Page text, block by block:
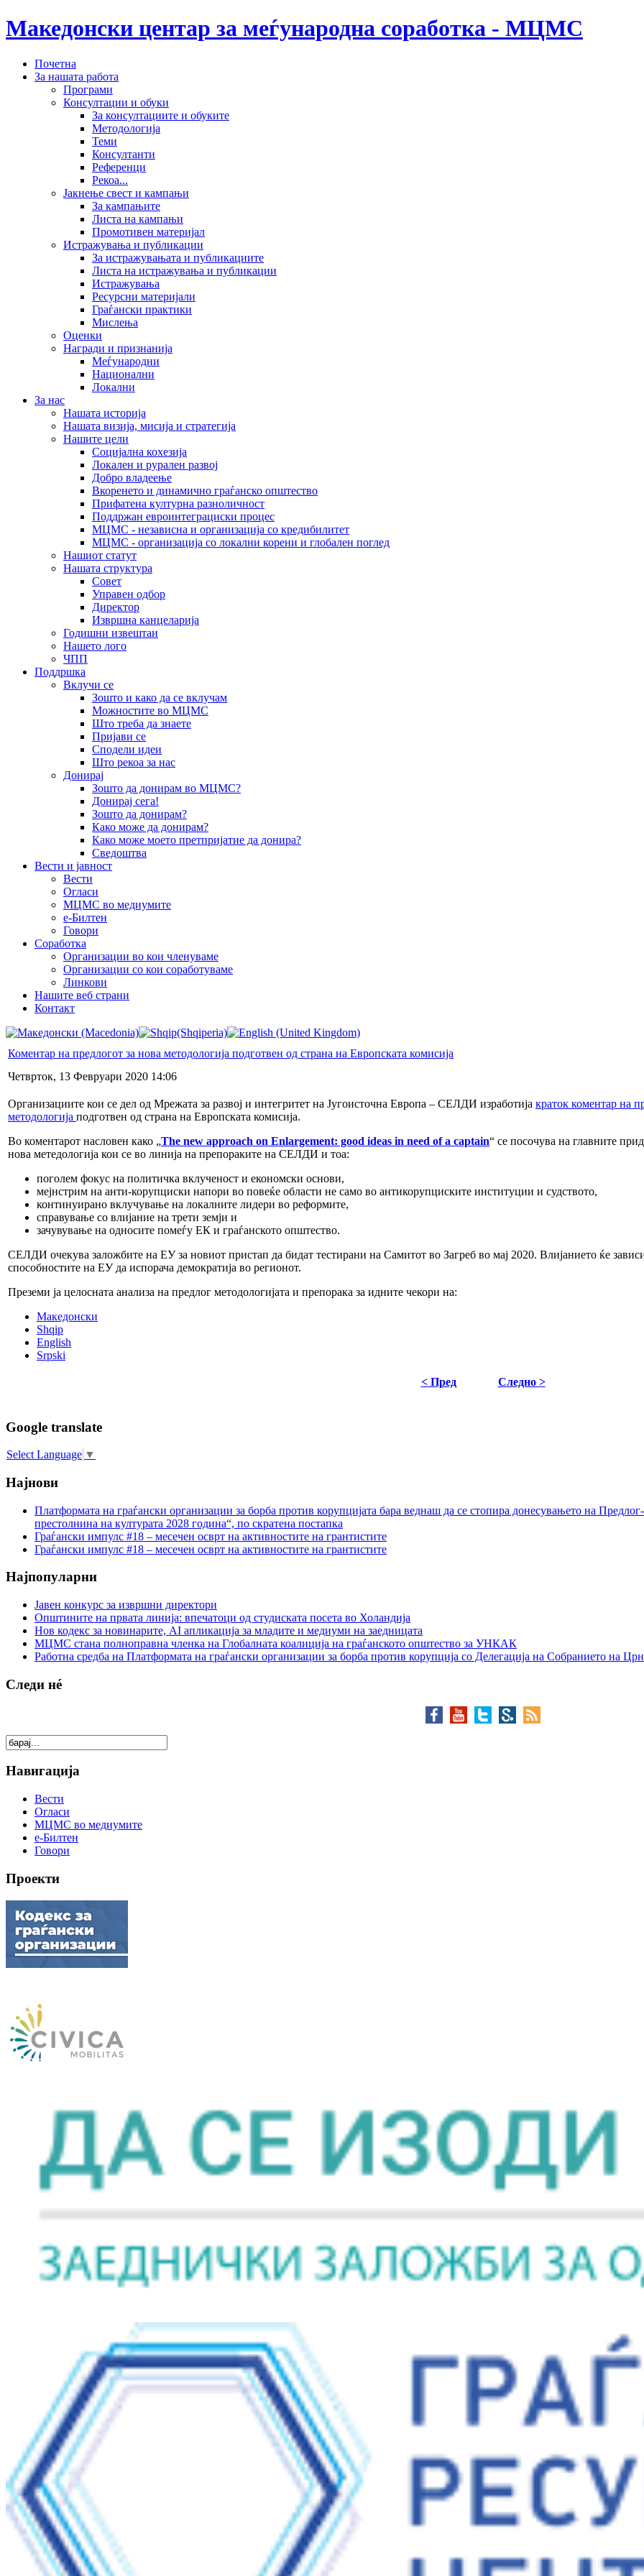
Македонски центар за меѓународна соработка - МЦМС
Почетна
За нашата работа
Програми
Консултации и обуки
За консултациите и обуките
Методологија
Теми
Консултанти
Референци
Рекоа...
Јакнење свест и кампањи
За кампањите
Листа на кампањи
Промотивен материјал
Истражувања и публикации
За истражувањата и публикациите
Листа на истражувања и публикации
Истражувања
Ресурсни материјали
Граѓански практики
Мислења
Оценки
Награди и признанија
Меѓународни
Национални
Локални
За нас
Нашата историја
Нашата визија, мисија и стратегија
Нашите цели
Социјална кохезија
Локален и рурален развој
Добро владеење
Вкоренето и динамично граѓанско општество
Прифатена културна разноличност
Поддржан евроинтеграциски процес
МЦМС - независна и организација со кредибилитет
МЦМС - организација со локални корени и глобален поглед
Нашиот статут
Нашата структура
Совет
Управен одбор
Директор
Извршна канцеларија
Годишни извештаи
Нашето лого
ЧПП
Поддршка
Вклучи се
Зошто и како да се вклучам
Можностите во МЦМС
Што треба да знаете
Пријави се
Сподели идеи
Што рекоа за нас
Донирај
Зошто да донирам во МЦМС?
Донирај сега!
Зошто да донирам?
Како може да донирам?
Како може моето претпријатие да донира?
Сведоштва
Вести и јавност
Вести
Огласи
МЦМС во медиумите
е-Билтен
Говори
Соработка
Организации во кои членуваме
Организации со кои соработуваме
Линкови
Нашите веб страни
Контакт
Коментар на предлогот за нова методологија подготвен од страна на Европската комисија
Четврток, 13 Февруари 2020 14:06
Организациите кои се дел од Мрежата за развој и интегритет на Југоисточна Европа – СЕЛДИ изработија краток коментар на
методологија подготвен од страна на Европската комисија.
Во коментарот насловен како „The new approach on Enlargement: good ideas in need of a captain“ се посочува на главните
нова мeтедологија кои се во линија на препораките на СЕЛДИ и тоа:
поголем фокус на политичка вклученост и економски основи,
мејнстрим на анти-корупциски напори во повеќе области не само во антикорупциските институции и судството,
континуирано вклучување на локалните лидери во реформите,
справување со влијание на трети земји и
зачувување на односите помеѓу ЕК и граѓанското општество.
СЕЛДИ очекува заложбите на ЕУ за новиот пристап да бидат тестирани на Самитот во Загреб во мај 2020. Влијанието ќе
способностите на ЕУ да испорача демократија во регионот.
Преземи ја целосната анализа на предлог методологијата и препорака за идните чекори на:
Македонски
Shqip
English
Srpski
< Пред Следно >
Google translate
Select Language ▼
Најнови
Платформата на граѓански организации за борба против корупцијата бара веднаш да се стопира донесувањето на
престолнина на културата 2028 година“, по скратена постапка
Граѓански импулс #18 – месечен осврт на активностите на грантистите
Граѓански импулс #18 – месечен осврт на активностите на грантистите
Најпопуларни
Јавен конкурс за извршни директори
Општините на првата линија: впечатоци од студиската посета во Холандија
Нов кодекс за новинарите, AI апликација за младите и медиуми на заедницата
МЦМС стана полноправна членка на Глобалната коалиција на граѓанското општество за УНКАК
Работна средба на Платформата на граѓански организации за борба против корупција со Делегација на Собранието на
Следи нé
Навигација
Вести
Огласи
МЦМС во медиумите
е-Билтен
Говори
Проекти